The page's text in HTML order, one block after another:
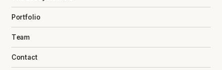
Portfolio
Team
Contact